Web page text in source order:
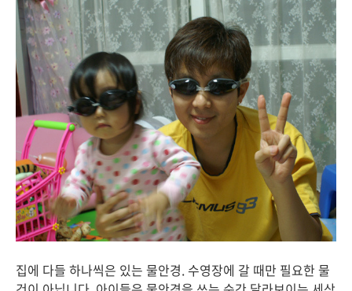
집에 다들 하나씩은 있는 물안경. 수영장에 갈 때만 필요한 물